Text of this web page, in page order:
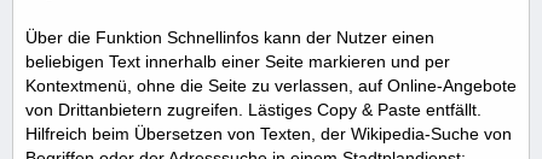
Über die Funktion Schnellinfos kann der Nutzer einen
beliebigen Text innerhalb einer Seite markieren und per
Kontextmenü, ohne die Seite zu verlassen, auf Online-Angebote
von Drittanbietern zugreifen. Lästiges Copy & Paste entfällt.
Hilfreich beim Übersetzen von Texten, der Wikipedia-Suche von